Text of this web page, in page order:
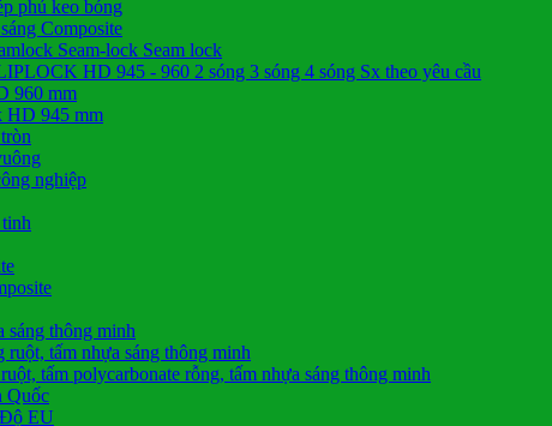
phủ keo bóng
Composite
Seam-lock Seam lock
HD 945 - 960 2 sóng 3 sóng 4 sóng Sx theo yêu cầu
960 mm
HD 945 mm
nghiệp
sáng thông minh
ruột, tấm nhựa sáng thông minh
tấm polycarbonate rỗng, tấm nhựa sáng thông minh
Quốc
EU